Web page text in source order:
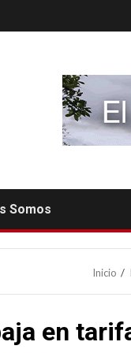
Somos
Inicio
en